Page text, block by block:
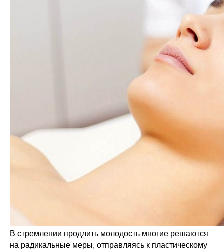
В стремлении продлить молодость многие решаются
на радикальные меры, отправляясь к пластическому